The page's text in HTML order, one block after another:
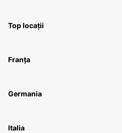
Top locații
Franța
Germania
Italia